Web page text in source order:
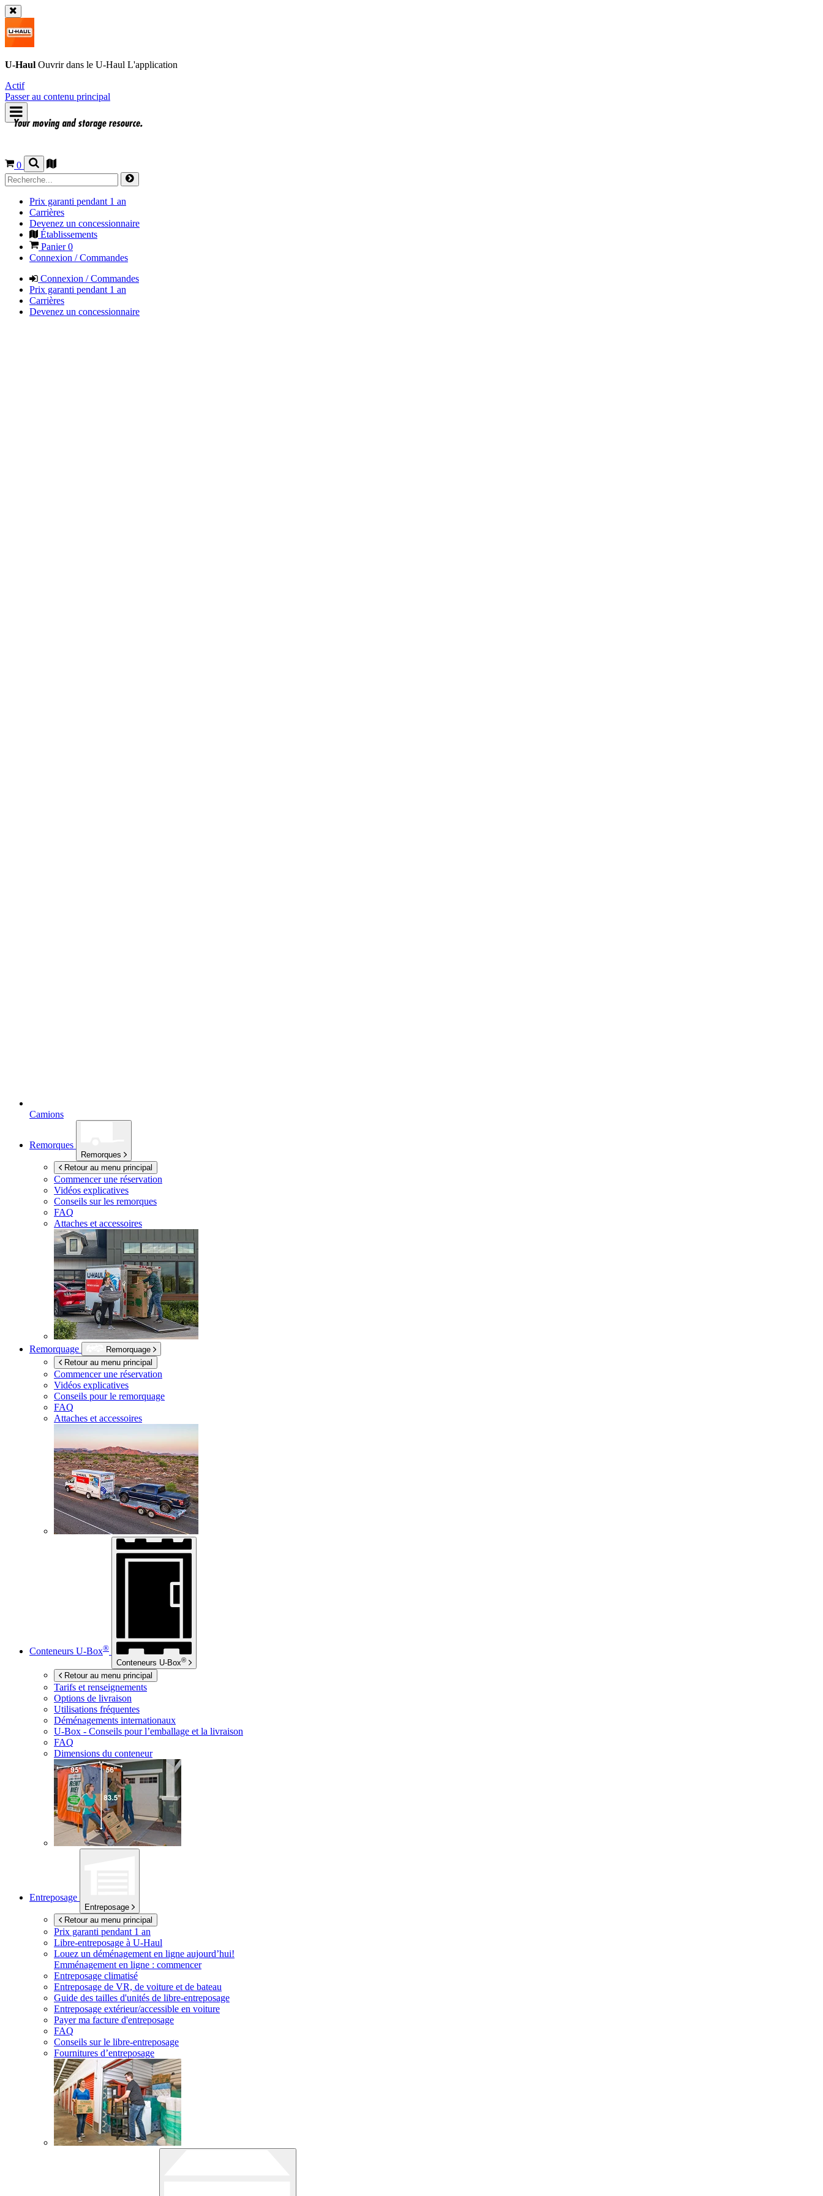
U-Haul Ouvrir dans le U-Haul L'application
Actif
Passer au contenu principal
0
Prix garanti pendant 1 an
Carrières
Devenez un concessionnaire
Établissements
Panier0
Connexion / Commandes
Connexion / Commandes
Prix garanti pendant 1 an
Carrières
Devenez un concessionnaire
Camions
Remorques
Remorques
Retour au menu principal
Commencer une réservation
Vidéos explicatives
Conseils sur les remorques
FAQ
Attaches et accessoires
Remorquage
Remorquage
Retour au menu principal
Commencer une réservation
Vidéos explicatives
Conseils pour le remorquage
FAQ
Attaches et accessoires
Conteneurs U-Box®
Conteneurs U-Box®
Retour au menu principal
Tarifs et renseignements
Options de livraison
Utilisations fréquentes
Déménagements internationaux
U-Box - Conseils pour l’emballage et la livraison
FAQ
Dimensions du conteneur
Entreposage
Entreposage
Retour au menu principal
Prix garanti pendant 1 an
Libre-entreposage à U-Haul
Louez un déménagement en ligne aujourd’hui!
Emménagement en ligne : commencer
Entreposage climatisé
Entreposage de VR, de voiture et de bateau
Guide des tailles d'unités de libre-entreposage
Entreposage extérieur/accessible en voiture
Payer ma facture d'entreposage
FAQ
Conseils sur le libre-entreposage
Fournitures d’entreposage